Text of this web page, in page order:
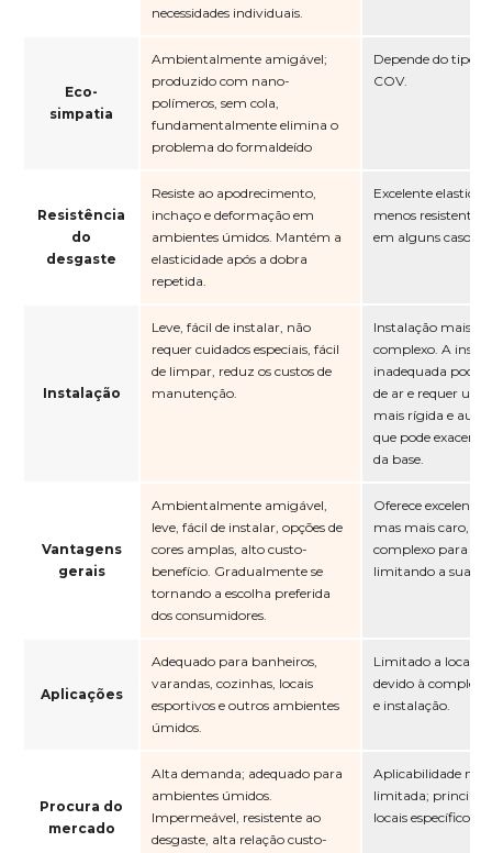
necessidades individuais.
Eco-
simpatia
Ambientalmente amigável;
produzido com nano-
polímeros, sem cola,
fundamentalmente elimina o
problema do formaldeído
Depende do tipo;
COV.
Resistência
do
desgaste
Resiste ao apodrecimento,
inchaço e deformação em
ambientes úmidos. Mantém a
elasticidade após a dobra
repetida.
Excelente
menos resistente
em alguns casos.
Instalação
Leve, fácil de instalar, não
requer cuidados especiais, fácil
de limpar, reduz os custos de
manutenção.
Instalação mais
complexo. A
inadequada pode
de ar e requer
mais rígida e
que pode
da base.
Vantagens
gerais
Ambientalmente amigável,
leve, fácil de instalar, opções de
cores amplas, alto custo-
benefício. Gradualmente se
tornando a escolha preferida
dos consumidores.
Oferece excelente
mas mais caro,
complexo para
limitando a sua
Aplicações
Adequado para banheiros,
varandas, cozinhas, locais
esportivos e outros ambientes
úmidos.
Limitado a locais
devido à
e instalação.
Procura do
mercado
Alta demanda; adequado para
ambientes úmidos.
Impermeável, resistente ao
desgaste, alta relação custo-
Aplicabilidade
limitada;
locais específicos.